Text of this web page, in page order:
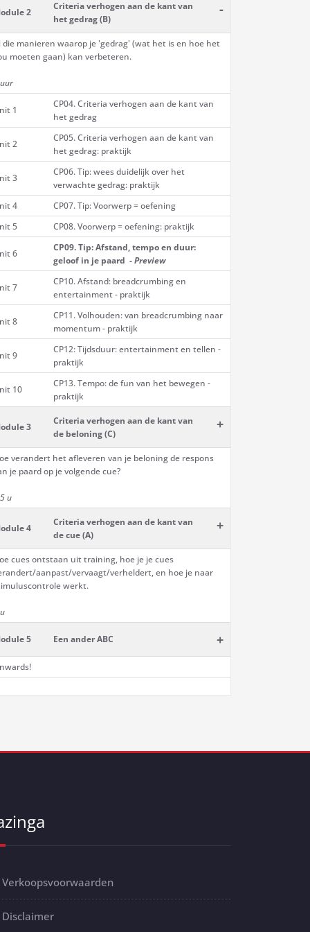
2
Criteria verhogen aan de kant van
het gedrag (B)
-
die manieren waarop je 'gedrag' (wat het is en hoe het
moeten gaan) kan verbeteren.
1
CP04. Criteria verhogen aan de kant van
het gedrag
2
CP05. Criteria verhogen aan de kant van
het gedrag: praktijk
3
CP06. Tip: wees duidelijk over het
verwachte gedrag: praktijk
4
CP07. Tip: Voorwerp = oefening
5
CP08. Voorwerp = oefening: praktijk
6
CP09. Tip: Afstand, tempo en duur:
geloof in je paard -Preview
7
CP10. Afstand: breadcrumbing en
entertainment - praktijk
8
CP11. Volhouden: van breadcrumbing naar
momentum - praktijk
9
CP12: Tijdsduur: entertainment en tellen -
praktijk
10
CP13. Tempo: de fun van het bewegen -
praktijk
3
Criteria verhogen aan de kant van
de beloning (C)
+
verandert het afleveren van je beloning de respons
je paard op je volgende cue?
u
4
Criteria verhogen aan de kant van
de cue (A)
+
cues ontstaan uit training, hoe je je cues
aanpast/vervaagt/verheldert, en hoe je naar
werkt.
5 Een ander ABC +
Verkoopsvoorwaarden
Disclaimer